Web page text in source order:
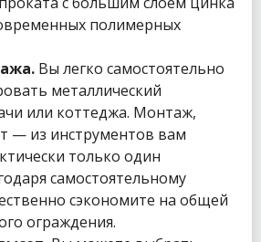
полимерных
Вы легко самостоятельно
металлический
или коттеджа. Монтаж,
— из инструментов вам
только один
самостоятельному
сэкономите на общей
ограждения.